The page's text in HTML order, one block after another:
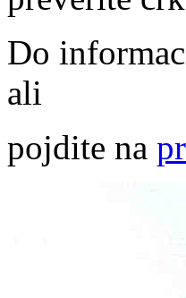
Do
ali
pojdite na